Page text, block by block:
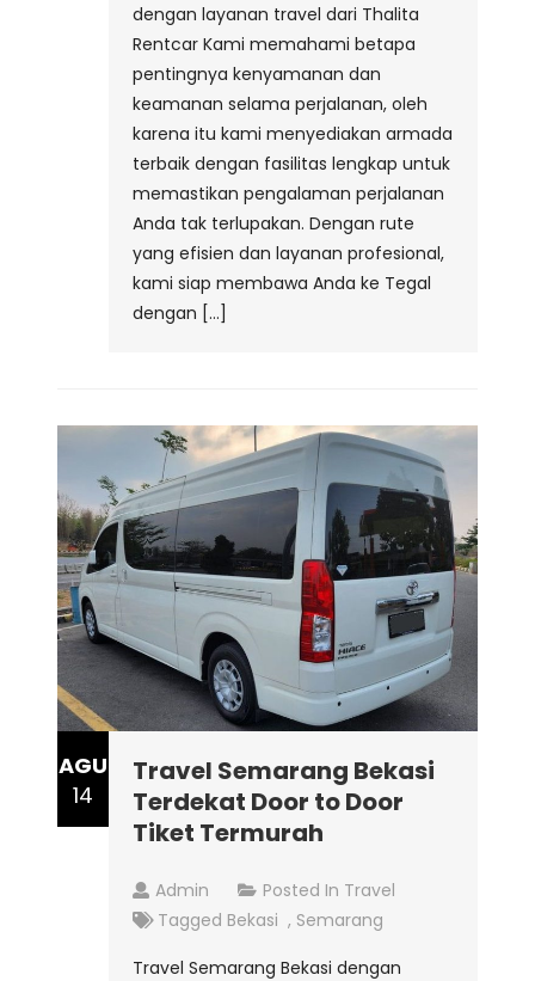
dengan layanan travel dari Thalita
Rentcar Kami memahami betapa
pentingnya kenyamanan dan
keamanan selama perjalanan, oleh
karena itu kami menyediakan armada
terbaik dengan fasilitas lengkap untuk
memastikan pengalaman perjalanan
Anda tak terlupakan. Dengan rute
yang efisien dan layanan profesional,
kami siap membawa Anda ke Tegal
dengan […]
AGU
14
Travel Semarang Bekasi
Terdekat Door to Door
Tiket Termurah
Admin Posted In Travel
Tagged Bekasi , Semarang
Travel Semarang Bekasi dengan